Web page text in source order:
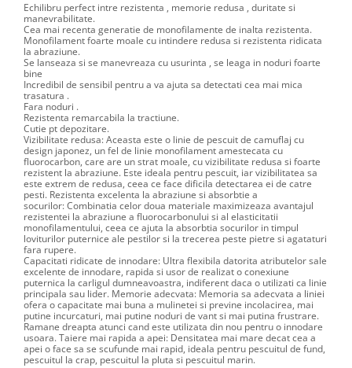
Echilibru perfect intre rezistenta , memorie redusa , duritate si
manevrabilitate.
Cea mai recenta generatie de monofilamente de inalta rezistenta.
Monofilament foarte moale cu intindere redusa si rezistenta ridicata
la abraziune.
Se lanseaza si se manevreaza cu usurinta , se leaga in noduri foarte
bine
Incredibil de sensibil pentru a va ajuta sa detectati cea mai mica
trasatura .
Fara noduri .
Rezistenta remarcabila la tractiune.
Cutie pt depozitare.
Vizibilitate redusa: Aceasta este o linie de pescuit de camuflaj cu
design japonez, un fel de linie monofilament amestecata cu
fluorocarbon, care are un strat moale, cu vizibilitate redusa si foarte
rezistent la abraziune. Este ideala pentru pescuit, iar vizibilitatea sa
este extrem de redusa, ceea ce face dificila detectarea ei de catre
pesti. Rezistenta excelenta la abraziune si absorbtie a
socurilor: Combinatia celor doua materiale maximizeaza avantajul
rezistentei la abraziune a fluorocarbonului si al elasticitatii
monofilamentului, ceea ce ajuta la absorbtia socurilor in timpul
loviturilor puternice ale pestilor si la trecerea peste pietre si agataturi
fara rupere.
Capacitati ridicate de innodare: Ultra flexibila datorita atributelor sale
excelente de innodare, rapida si usor de realizat o conexiune
puternica la carligul dumneavoastra, indiferent daca o utilizati ca linie
principala sau lider. Memorie adecvata: Memoria sa adecvata a liniei
ofera o capacitate mai buna a mulinetei si previne incolacirea, mai
putine incurcaturi, mai putine noduri de vant si mai putina frustrare.
Ramane dreapta atunci cand este utilizata din nou pentru o innodare
usoara. Taiere mai rapida a apei: Densitatea mai mare decat cea a
apei o face sa se scufunde mai rapid, ideala pentru pescuitul de fund,
pescuitul la crap, pescuitul la pluta si pescuitul marin.